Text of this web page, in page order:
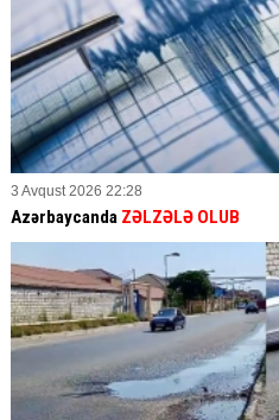
3 Avqust 2026 22:28
Azərbaycanda ZƏLZƏLƏ OLUB